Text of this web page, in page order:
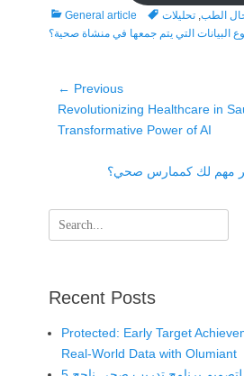
Categories
General article Tags الطب, تحليلات
البيانات التي يتم جمعها في منشاة صحية؟
Post
navigation
← Previous
Previous
post:
Revolutionizing Healthcare in
Transformative Power of AI
مهم لك كممارس صحي؟
Search
for:
Recent Posts
Protected: Early Target
Real-World Data with Olumiant